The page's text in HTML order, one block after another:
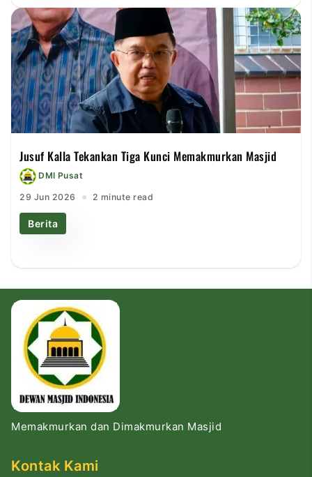
Jusuf Kalla Tekankan Tiga Kunci Memakmurkan Masjid
DMI Pusat
29 Jun 2026 2 minute read
Berita
Memakmurkan dan Dimakmurkan Masjid
Kontak Kami